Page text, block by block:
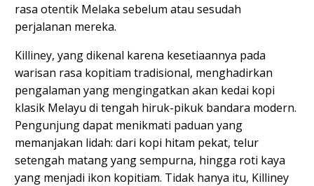
rasa otentik Melaka sebelum atau sesudah
perjalanan mereka.
Killiney, yang dikenal karena kesetiaannya pada
warisan rasa kopitiam tradisional, menghadirkan
pengalaman yang mengingatkan akan kedai kopi
klasik Melayu di tengah hiruk-pikuk bandara modern.
Pengunjung dapat menikmati paduan yang
memanjakan lidah: dari kopi hitam pekat, telur
setengah matang yang sempurna, hingga roti kaya
yang menjadi ikon kopitiam. Tidak hanya itu, Killiney